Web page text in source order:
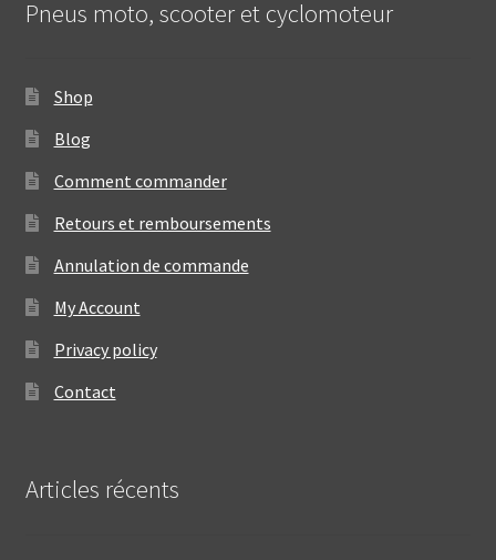
Pneus moto, scooter et cyclomoteur
Shop
Blog
Comment commander
Retours et remboursements
Annulation de commande
My Account
Privacy policy
Contact
Articles récents